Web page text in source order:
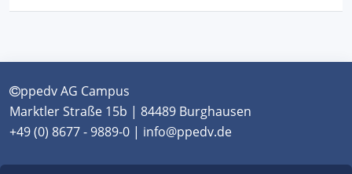
ppedv AG Campus
Marktler Straße 15b | 84489 Burghausen
+49 (0) 8677 - 9889-0 | info@ppedv.de